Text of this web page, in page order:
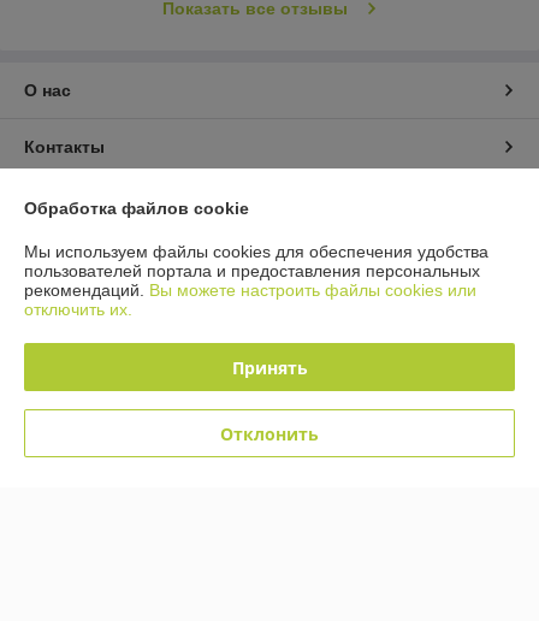
Показать все отзывы
О нас
Контакты
Доставка и оплата
График работы
Полная версия сайта
Политика обработки cookies
Сайт создан на платформе Deal.by
Обработка файлов cookie
Мы используем файлы cookies для обеспечения удобства
пользователей портала и предоставления персональных
рекомендаций. Вы можете настроить файлы cookies или
отключить их.
Принять
Отклонить